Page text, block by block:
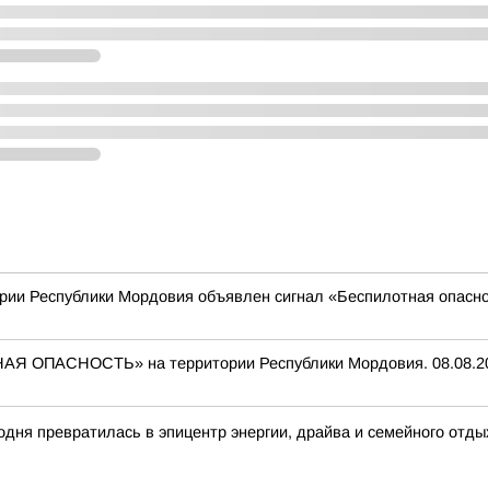
Республики Мордовия объявлен сигнал «Беспилотная
ОПАСНОСТЬ» на территории Республики Мордовия.
превратилась в эпицентр энергии, драйва и семейного